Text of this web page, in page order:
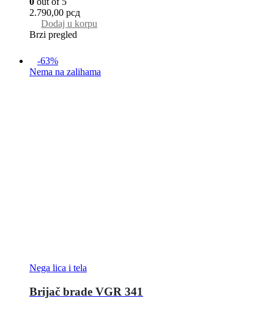
2.790,00 рсд
Dodaj u korpu
Brzi pregled
-63%
Nema na zalihama
Nega lica i tela
Brijač brade VGR 341